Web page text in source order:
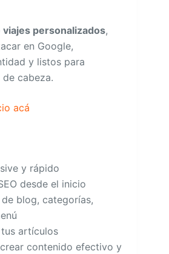
viajes personalizados,
en Google,
y listos para
cabeza.
acá
y rápido
desde el inicio
blog, categorías,
artículos
contenido efectivo y